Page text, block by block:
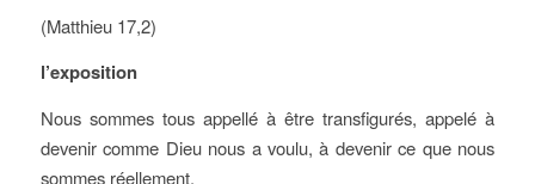
(Matthieu 17,2)
l’exposition
Nous sommes tous appellé à être transfigurés, appelé à
devenir comme Dieu nous a voulu, à devenir ce que nous
sommes réellement.